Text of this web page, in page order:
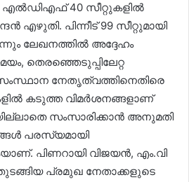
ൽ എൽഡിഎഫ് 40 സീറ്റുകളിൽ
എഴുതി. പിന്നീട് 99 സീറ്റുമായി
ലേഖനത്തിൽ അദ്ദേഹം
തെരഞ്ഞെടുപ്പിലേറ്റ
നേതൃത്വത്തിനെതിരെ
കടുത്ത വിമർശനങ്ങളാണ്
സംസാരിക്കാൻ അനുമതി
പരസ്യമായി
പിണറായി വിജയൻ, എം.വി
തുടങ്ങിയ പ്രമുഖ നേതാക്കളുടെ